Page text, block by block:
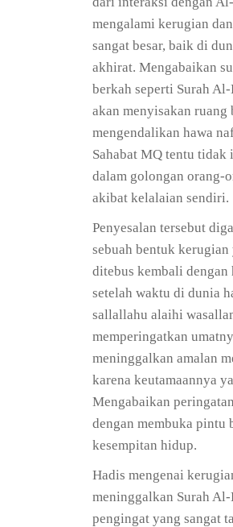
mengalami kerugian
sangat besar, baik di
akhirat. Mengabaikan
berkah seperti Surah
akan menyisakan ruang
mengendalikan hawa
Sahabat MQ tentu tidak
dalam golongan orang-
akibat kelalaian sendiri.
Penyesalan tersebut
sebuah bentuk
ditebus kembali dengan
setelah waktu di dunia
sallallahu alaihi
memperingatkan
meninggalkan amalan
karena keutamaannya
Mengabaikan
dengan membuka pintu
kesempitan hidup.
Hadis mengenai
meninggalkan Surah
pengingat yang sangat